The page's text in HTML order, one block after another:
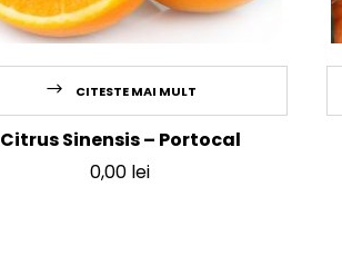
CITESTE MAI MULT
Citrus Sinensis – Portocal
0,00 lei